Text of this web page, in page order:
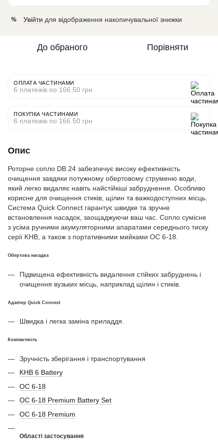
% Увійти для відображення накопичувальної знижки
До обраного Порівняти
ОПЛАТА ЧАСТИНАМИ
6 платежів по 166.50 грн
ПОКУПКА ЧАСТИНАМИ
6 платежів по 166.50 грн
Опис
Роторне сопло DB 24 забезпечує високу ефективність
очищення завдяки потужному обертовому струменю води,
який легко видаляє навіть найстійкіші забруднення. Особливо
корисне для очищення стиків, щілин та важкодоступних місць.
Система Quick Connect гарантує швидке та зручне
встановлення насадок, заощаджуючи ваш час. Сопло сумісне
з усіма ручними акумуляторними апаратами середнього тиску
серії KHB, а також з портативними мийками OC 6-18.
Обертова насадка
Підвищена ефективність видалення стійких забруднень і
очищення вузьких місць, наприклад щілин і стиків.
Адаптер Quick Connect
Швидка і легка заміна приладдя.
Компактність
Зручність зберігання і транспортування
KHB 6 Battery
OC 6-18
OC 6-18 Premium Battery Set
OC 6-18 Premium
Області застосування